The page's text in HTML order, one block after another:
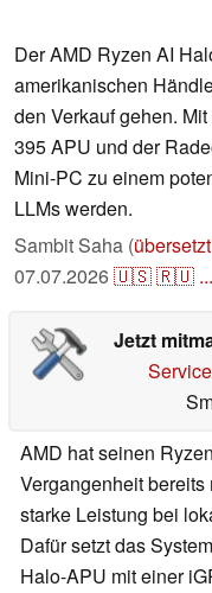
Der AMD Ryzen AI
amerikanischen
den Verkauf gehen.
395 APU und der
Mini-PC zu einem
LLMs werden.
Sambit Saha (
07.07.2026🇺🇸🇷🇺 ...
Jetzt
AMD hat seinen
Vergangenheit
starke Leistung bei
Dafür setzt das
Halo-APU mit einer